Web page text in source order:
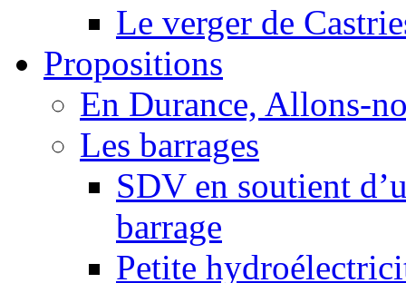
Le verger de
Propositions
En Durance, Allons-
Les barrages
SDV en soutient
barrage
Petite